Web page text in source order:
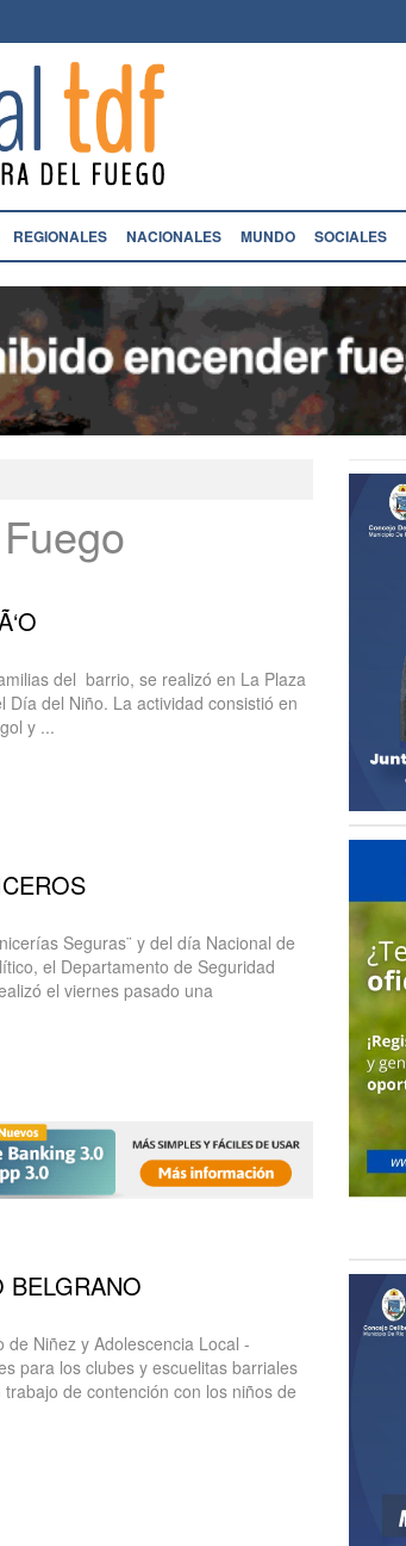
REGIONALES NACIONALES MUNDO SOCIALES
del barrio, se realizó en La Plaza
del Niño. La actividad consistió en
y ...
Seguras¨ y del día Nacional de
el Departamento de Seguridad
el viernes pasado una
BELGRANO
Niñez y Adolescencia Local -
para los clubes y escuelitas barriales
de contención con los niños de